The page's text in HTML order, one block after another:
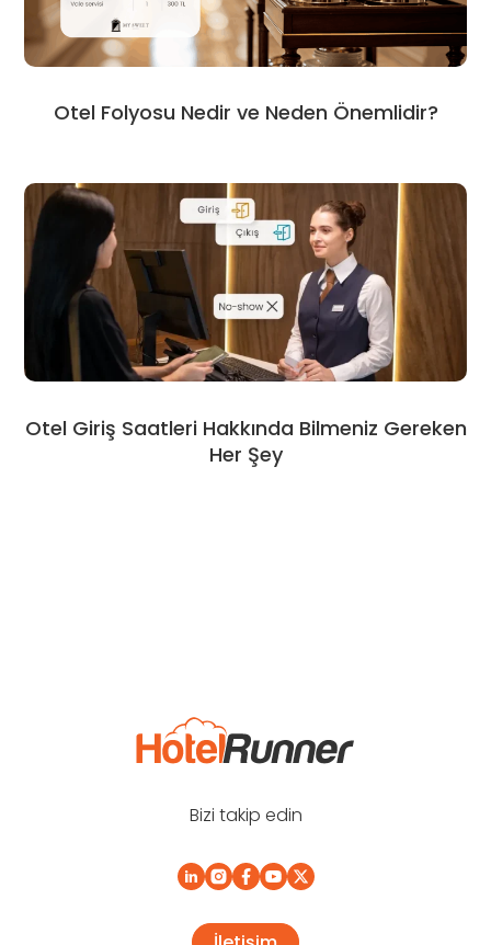
Otel Folyosu Nedir ve Neden Önemlidir?
Otel Giriş Saatleri Hakkında Bilmeniz Gereken
Her Şey
Bizi takip edin